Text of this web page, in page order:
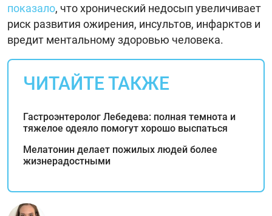
показало, что хронический недосып увеличивает
риск развития ожирения, инсультов, инфарктов и
вредит ментальному здоровью человека.
ЧИТАЙТЕ ТАКЖЕ
Гастроэнтеролог Лебедева: полная темнота и
тяжелое одеяло помогут хорошо выспаться
Мелатонин делает пожилых людей более
жизнерадостными